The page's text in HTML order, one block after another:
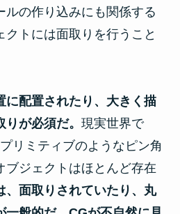
ルの作り込みにも関係する
クトには面取りを行うこと
に配置されたり、大きく描
が必須だ。 現実世界で
リミティブのようなピン角
ブジェクトはほとんど存在
、面取りされていたり、丸